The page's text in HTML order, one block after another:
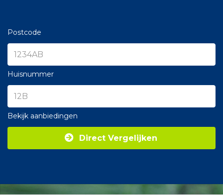
Postcode
Huisnummer
Bekijk aanbiedingen
Direct Vergelijken